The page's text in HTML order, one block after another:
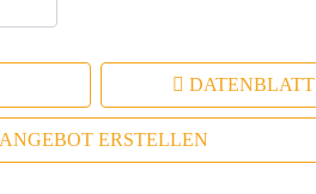
DATENBLATT
ANGEBOT ERSTELLEN